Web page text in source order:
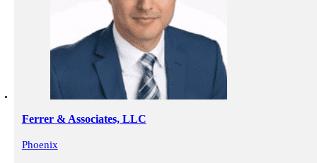
Ferrer & Associates, LLC
Phoenix